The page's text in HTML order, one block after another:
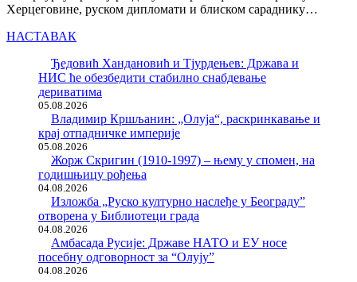
Херцеговине, руском дипломати и блиском сараднику…
НАСТАВАК
Ђедовић Хандановић и Тјурдењев: Држава и
НИС ће обезбедити стабилно снабдевање
дериватима
05.08.2026
Владимир Кршљанин: „Олуја“, раскринкавање и
крај отпадничке империје
05.08.2026
Жорж Скригин (1910-1997) – њему у спомен, на
годишњицу рођења
04.08.2026
Изложба „Руско културно наслеђе у Београду”
отворена у Библиотеци града
04.08.2026
Амбасада Русије: Државе НАТО и ЕУ носе
посебну одговорност за “Олују”
04.08.2026